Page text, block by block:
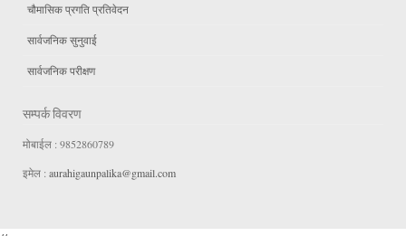
चौमासिक प्रगति प्रतिवेदन
सार्वजनिक सुनुवाई
सार्वजनिक परीक्षण
सम्पर्क विवरण
मोबाईल : 9852860789
इमेल : aurahigaunpalika@gmail.com